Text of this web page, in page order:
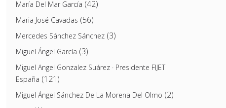
María Del Mar García (42)
Maria José Cavadas (56)
Mercedes Sánchez Sánchez(3)
Miguel Ángel García (3)
Miguel Angel Gonzalez Suárez · Presidente FIJET
España (121)
Miguel Ángel Sánchez De La Morena Del Olmo (2)